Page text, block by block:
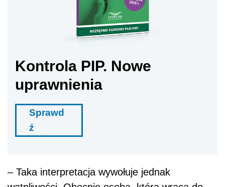
Kontrola PIP. Nowe
uprawnienia
Sprawd
ź
– Taka interpretacja wywołuje jednak